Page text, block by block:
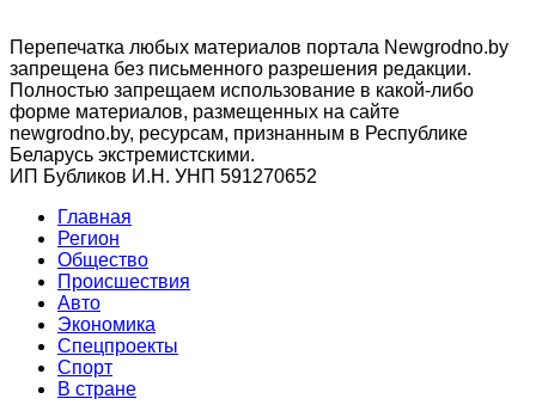
Перепечатка любых материалов портала Newgrodno.by
запрещена без письменного разрешения редакции.
Полностью запрещаем использование в какой-либо
форме материалов, размещенных на сайте
newgrodno.by, ресурсам, признанным в Республике
Беларусь экстремистскими.
ИП Бубликов И.Н. УНП 591270652
Главная
Регион
Общество
Происшествия
Авто
Экономика
Спецпроекты
Cпорт
В стране